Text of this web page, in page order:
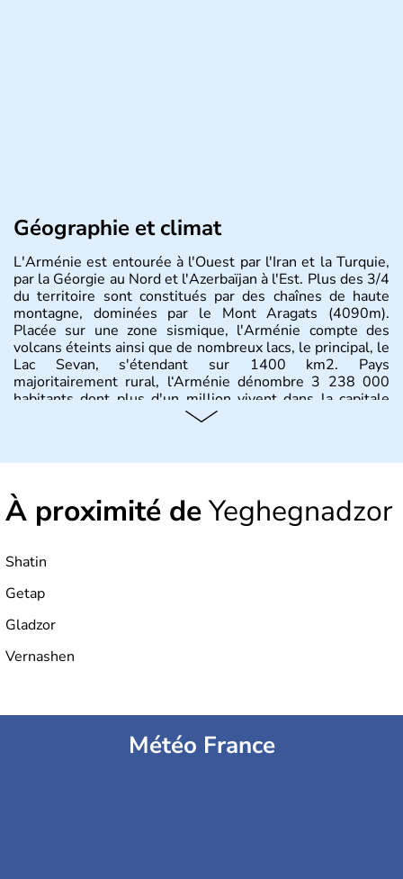
Géographie et climat
L'Arménie est entourée à l'Ouest par l'Iran et la Turquie,
par la Géorgie au Nord et l'Azerbaïjan à l'Est. Plus des 3/4
du territoire sont constitués par des chaînes de haute
montagne, dominées par le Mont Aragats (4090m).
Placée sur une zone sismique, l'Arménie compte des
volcans éteints ainsi que de nombreux lacs, le principal, le
Lac Sevan, s'étendant sur 1400 km2. Pays
majoritairement rural, l‘Arménie dénombre 3 238 000
habitants dont plus d'un million vivent dans la capitale
À proximité deYeghegnadzor
Shatin
Getap
Gladzor
Vernashen
Météo France